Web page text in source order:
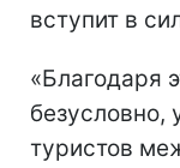
вступит в
«Благодаря
безусловно,
туристов